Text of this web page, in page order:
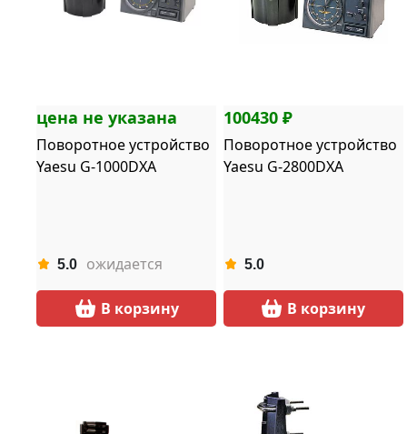
цена не указана
Поворотное устройство
Yaesu G-1000DXA
5.0 ожидается
В корзину
100430 ₽
Поворотное устройство
Yaesu G-2800DXA
5.0
В корзину